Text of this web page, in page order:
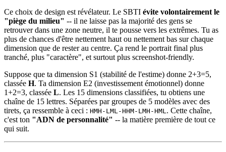
Ce choix de design est révélateur. Le SBTI évite volontairement le
"piège du milieu" -- il ne laisse pas la majorité des gens se
retrouver dans une zone neutre, il te pousse vers les extrêmes. Tu as
plus de chances d'être nettement haut ou nettement bas sur chaque
dimension que de rester au centre. Ça rend le portrait final plus
tranché, plus "caractère", et surtout plus screenshot-friendly.
Suppose que ta dimension S1 (stabilité de l'estime) donne 2+3=5,
classée H. Ta dimension E2 (investissement émotionnel) donne
1+2=3, classée L. Les 15 dimensions classifiées, tu obtiens une
chaîne de 15 lettres. Séparées par groupes de 5 modèles avec des
tirets, ça ressemble à ceci : HMH-LML-HHM-LMH-HML. Cette chaîne,
c'est ton "ADN de personnalité" -- la matière première de tout ce
qui suit.